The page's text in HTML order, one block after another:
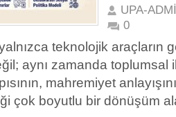
UPA-
0
teknolojik araçların
aynı zamanda toplumsal
mahremiyet
çok boyutlu bir dönüşüm